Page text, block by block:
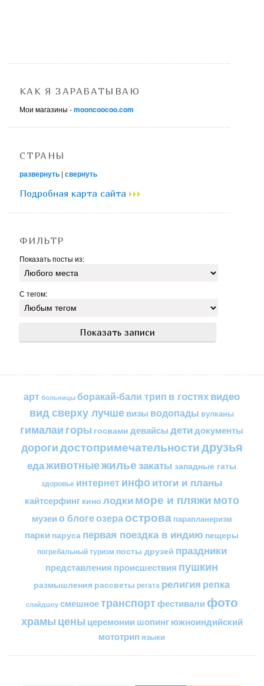
КАК Я ЗАРАБАТЫВАЮ
Мои магазины -mooncoocoo.com
СТРАНЫ
развернуть |свернуть
Подробная карта сайта
ФИЛЬТР
Показать посты из:
С тегом:
арт больницы боракай-бали трип в гостяхвидео
вид сверху лучшевизы водопады вулканы
гималаи горы госвами девайсы детидокументы
дорогидостопримечательностидрузья
едаживотныежильезакаты западные гаты
здоровье интернетинфоитоги и планы
кайтсерфинг кино лодкиморе и пляжимото
музеи о блогеозераострова парапланеризм
парки паруса первая поездка в индию пещеры
погребальный туризм посты друзей праздники
представления происшествия пушкин
размышления рассветы регата религия репка
слайдшоу смешноетранспортфестивали фото
храмы цены церемонии шопингюжноиндийский
мототрип языки